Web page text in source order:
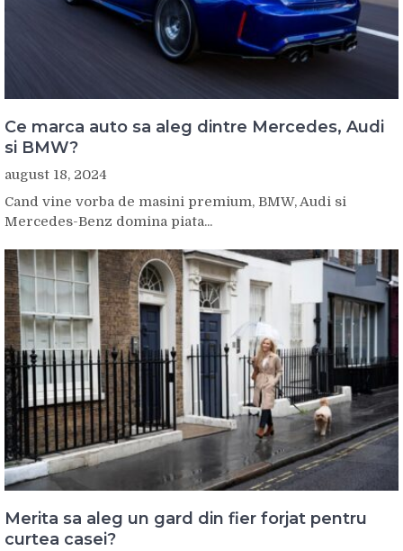
Ce marca auto sa aleg dintre Mercedes, Audi
si BMW?
august 18, 2024
Cand vine vorba de masini premium, BMW, Audi si
Mercedes-Benz domina piata...
Merita sa aleg un gard din fier forjat pentru
curtea casei?